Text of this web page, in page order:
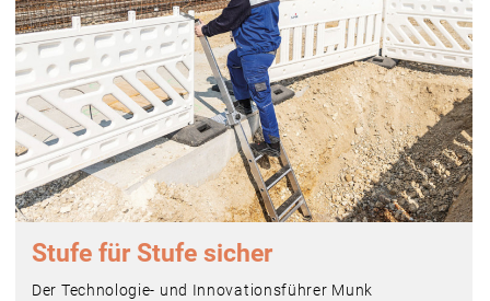
Stufe für Stufe sicher
Der Technologie- und Innovationsführer Munk